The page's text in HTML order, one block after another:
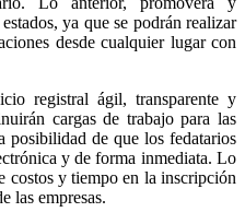
ya que se podrán realizar
desde cualquier lugar con
registral ágil, transparente y
cargas de trabajo para las
posibilidad de que los fedatarios
y de forma inmediata. Lo
costos y tiempo en la inscripción
las empresas.